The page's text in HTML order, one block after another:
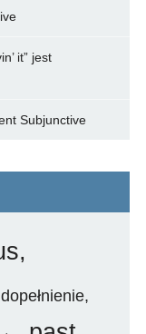
it” jest
Subjunctive
dopełnienie